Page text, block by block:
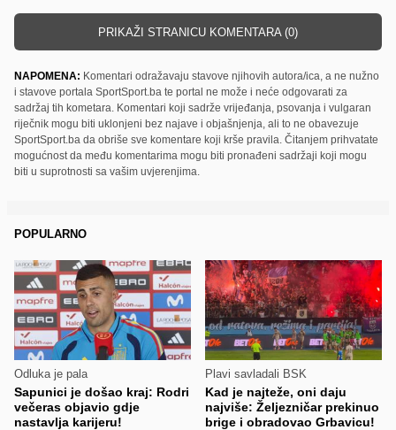
PRIKAŽI STRANICU KOMENTARA (0)
NAPOMENA: Komentari odražavaju stavove njihovih autora/ica, a ne nužno
i stavove portala SportSport.ba te portal ne može i neće odgovarati za
sadržaj tih kometara. Komentari koji sadrže vrijeđanja, psovanja i vulgaran
riječnik mogu biti uklonjeni bez najave i objašnjenja, ali to ne obavezuje
SportSport.ba da obriše sve komentare koji krše pravila. Čitanjem prihvatate
mogućnost da među komentarima mogu biti pronađeni sadržaji koji mogu
biti u suprotnosti sa vašim uvjerenjima.
POPULARNO
Odluka je pala
Sapunici je došao kraj: Rodri
večeras objavio gdje
nastavlja karijeru!
Plavi savladali BSK
Kad je najteže, oni daju
najviše: Željezničar prekinuo
brige i obradovao Grbavicu!